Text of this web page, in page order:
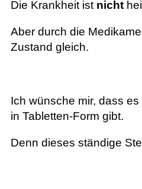
Die Krankheit ist nicht
Aber durch die
Zustand gleich.
Ich wünsche mir, dass
in Tabletten-Form gibt.
Denn dieses ständige